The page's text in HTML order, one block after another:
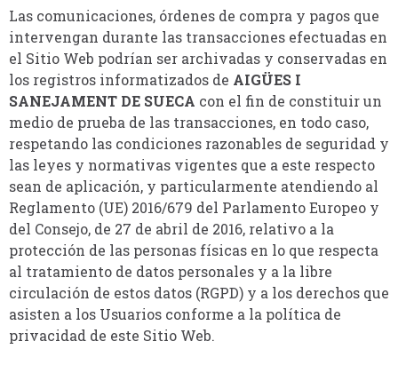
Las comunicaciones, órdenes de compra y pagos que
intervengan durante las transacciones efectuadas en
el Sitio Web podrían ser archivadas y conservadas en
los registros informatizados de AIGÜES I
SANEJAMENT DE SUECA con el fin de constituir un
medio de prueba de las transacciones, en todo caso,
respetando las condiciones razonables de seguridad y
las leyes y normativas vigentes que a este respecto
sean de aplicación, y particularmente atendiendo al
Reglamento (UE) 2016/679 del Parlamento Europeo y
del Consejo, de 27 de abril de 2016, relativo a la
protección de las personas físicas en lo que respecta
al tratamiento de datos personales y a la libre
circulación de estos datos (RGPD) y a los derechos que
asisten a los Usuarios conforme a la política de
privacidad de este Sitio Web.